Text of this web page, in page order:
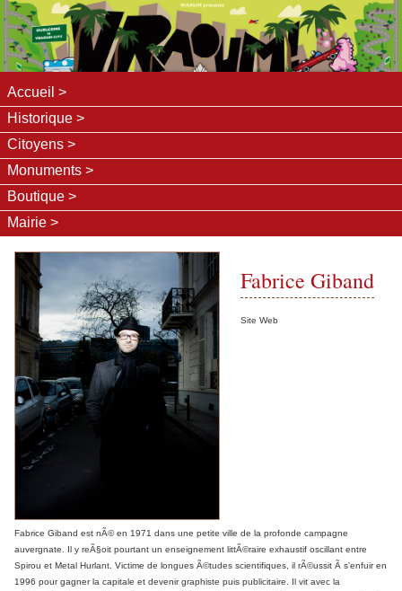
Accueil
Historique
Citoyens
Monuments
Boutique
Mairie
Fabrice Giband
Site Web
Fabrice Giband est nÃ© en 1971 dans une petite ville de la profonde campagne
auvergnate. Il y reÃ§oit pourtant un enseignement littÃ©raire exhaustif oscillant entre
Spirou et Metal Hurlant. Victime de longues Ã©tudes scientifiques, il rÃ©ussit Ã s'enfuir en
1996 pour gagner la capitale et devenir graphiste puis publicitaire. Il vit avec la